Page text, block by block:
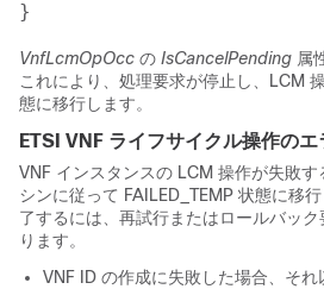
VnfLcmOpOcc の IsCancelPending 属
これにより、処理要求が停止し、LCM
態に移行します。
ETSI VNF ライフサイクル操作の
VNF インスタンスの LCM 操作が失敗
シンに従って FAILED_TEMP 状態に移
了するには、再試行またはロールバッ
ります。
VNF ID の作成に失敗した場合、そ